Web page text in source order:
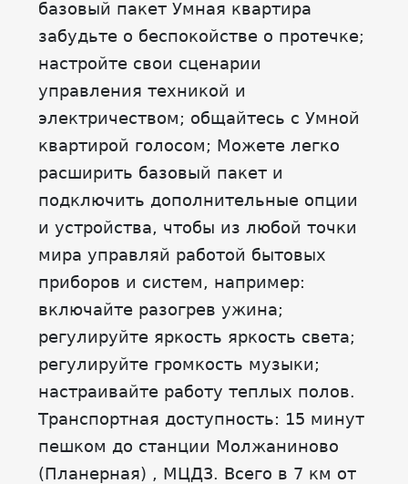
базовый пакет Умная квартира
забудьте о беспокойстве о протечке;
настройте свои сценарии
управления техникой и
электричеством; общайтесь с Умной
квартирой голосом; Можете легко
расширить базовый пакет и
подключить дополнительные опции
и устройства, чтобы из любой точки
мира управляй работой бытовых
приборов и систем, например:
включайте разогрев ужина;
регулируйте яркость яркость света;
регулируйте громкость музыки;
настраивайте работу теплых полов.
Транспортная доступность: 15 минут
пешком до станции Молжаниново
(Планерная) , МЦД3. Всего в 7 км от